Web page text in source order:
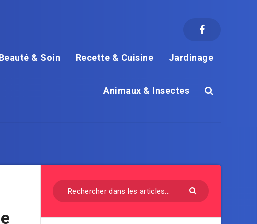
Beauté & Soin Recette & Cuisine Jardinage
Animaux & Insectes